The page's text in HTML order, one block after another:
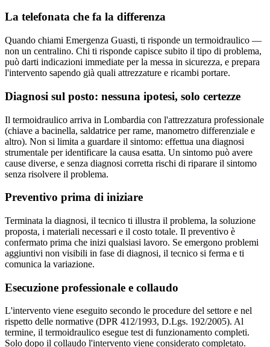
La telefonata che fa la differenza
Quando chiami Emergenza Guasti, ti risponde un termoidraulico —
non un centralino. Chi ti risponde capisce subito il tipo di problema,
può darti indicazioni immediate per la messa in sicurezza, e prepara
l'intervento sapendo già quali attrezzature e ricambi portare.
Diagnosi sul posto: nessuna ipotesi, solo certezze
Il termoidraulico arriva in Lombardia con l'attrezzatura professionale
(chiave a bacinella, saldatrice per rame, manometro differenziale e
altro). Non si limita a guardare il sintomo: effettua una diagnosi
strumentale per identificare la causa esatta. Un sintomo può avere
cause diverse, e senza diagnosi corretta rischi di riparare il sintomo
senza risolvere il problema.
Preventivo prima di iniziare
Terminata la diagnosi, il tecnico ti illustra il problema, la soluzione
proposta, i materiali necessari e il costo totale. Il preventivo è
confermato prima che inizi qualsiasi lavoro. Se emergono problemi
aggiuntivi non visibili in fase di diagnosi, il tecnico si ferma e ti
comunica la variazione.
Esecuzione professionale e collaudo
L'intervento viene eseguito secondo le procedure del settore e nel
rispetto delle normative (DPR 412/1993, D.Lgs. 192/2005). Al
termine, il termoidraulico esegue test di funzionamento completi.
Solo dopo il collaudo l'intervento viene considerato completato.